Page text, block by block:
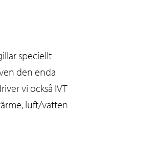
speciellt
den enda
vi också IVT
luft/vatten